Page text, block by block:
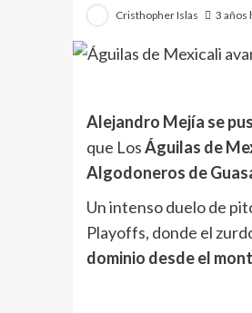
Cristhopher Islas 3 años
Alejandro Mejía se
que LosÁguilas de
Algodoneros de
Un intenso duelo de
Playoffs, donde el
dominio desde el